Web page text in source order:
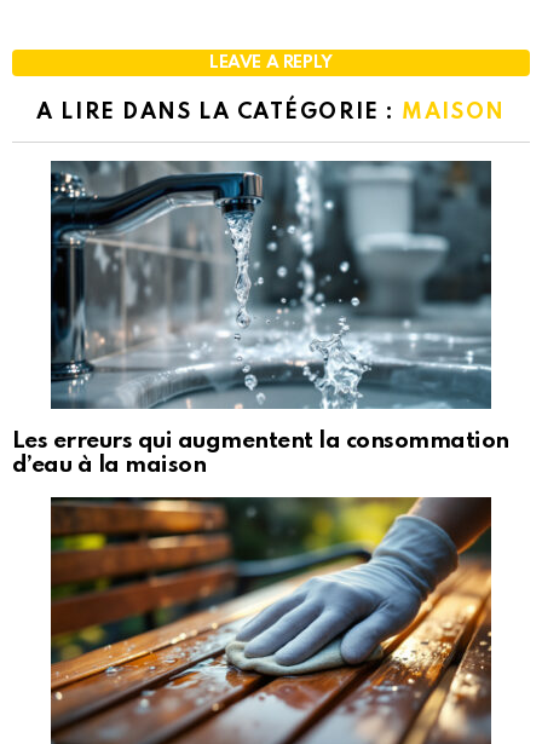
LEAVE A REPLY
A LIRE DANS LA CATÉGORIE : MAISON
Les erreurs qui augmentent la consommation
d’eau à la maison